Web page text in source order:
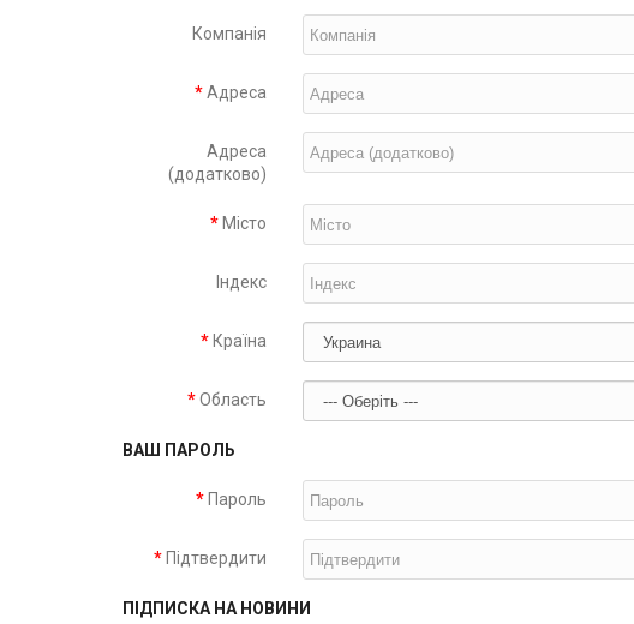
Компанія
Адреса
Адреса
(додатково)
Місто
Індекс
Країна
Область
ВАШ ПАРОЛЬ
Пароль
Підтвердити
ПІДПИСКА НА НОВИНИ